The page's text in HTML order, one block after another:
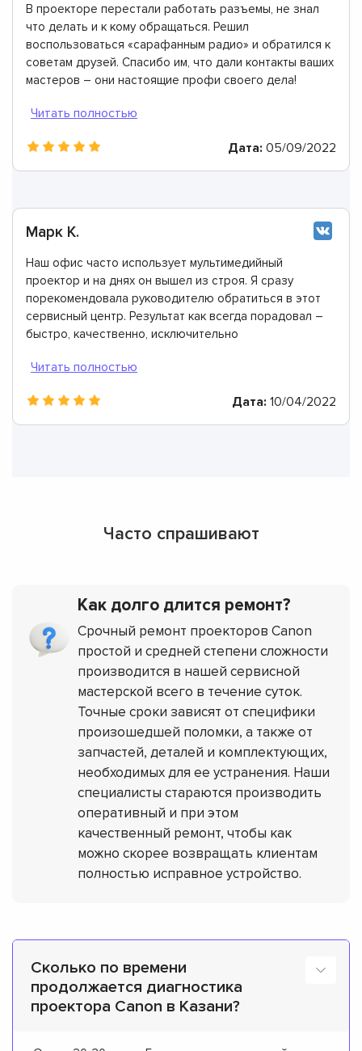
В проекторе перестали работать разъемы, не знал
что делать и к кому обращаться. Решил
воспользоваться «сарафанным радио» и обратился к
советам друзей. Спасибо им, что дали контакты ваших
мастеров – они настоящие профи своего дела!
Дата: 05/09/2022
Марк К.
Наш офис часто использует мультимедийный
проектор и на днях он вышел из строя. Я сразу
порекомендовала руководителю обратиться в этот
сервисный центр. Результат как всегда порадовал –
быстро, качественно, исключительно
Дата: 10/04/2022
Часто спрашивают
Как долго длится ремонт?
Срочный ремонт проекторов Canon
простой и средней степени сложности
производится в нашей сервисной
мастерской всего в течение суток.
Точные сроки зависят от специфики
произошедшей поломки, а также от
запчастей, деталей и комплектующих,
необходимых для ее устранения. Наши
специалисты стараются производить
оперативный и при этом
качественный ремонт, чтобы как
можно скорее возвращать клиентам
полностью исправное устройство.
Сколько по времени
продолжается диагностика
проектора Canon в Казани?